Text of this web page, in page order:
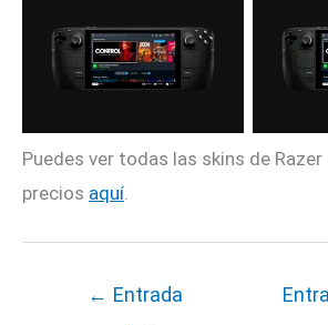
Puedes ver todas las skins de
precios aquí.
← Entrada